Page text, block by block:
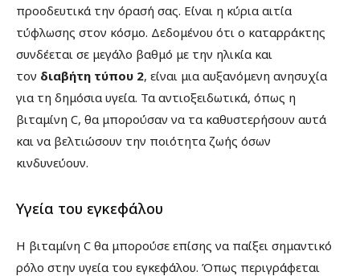
προοδευτικά την όρασή σας. Είναι η κύρια αιτία
τύφλωσης στον κόσμο. Δεδομένου ότι ο καταρράκτης
συνδέεται σε μεγάλο βαθμό με την ηλικία και
τον διαβήτη τύπου 2, είναι μια αυξανόμενη ανησυχία
για τη δημόσια υγεία. Τα αντιοξειδωτικά, όπως η
βιταμίνη C, θα μπορούσαν να τα καθυστερήσουν αυτά
και να βελτιώσουν την ποιότητα ζωής όσων
κινδυνεύουν.
Υγεία του εγκεφάλου
Η βιταμίνη C θα μπορούσε επίσης να παίξει σημαντικό
ρόλο στην υγεία του εγκεφάλου. Όπως περιγράφεται